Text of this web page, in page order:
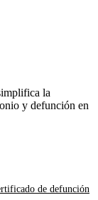
la
y defunción en
de defunción